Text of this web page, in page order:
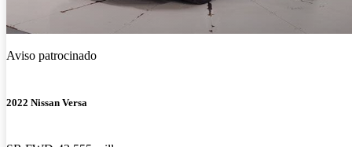
Aviso patrocinado
2022 Nissan Versa